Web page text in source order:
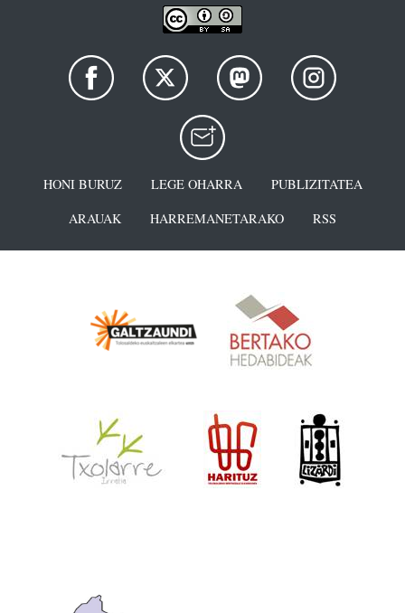
HONI BURUZ LEGE OHARRA
PUBLIZITATEA
ARAUAK
HARREMANETARAKO RSS